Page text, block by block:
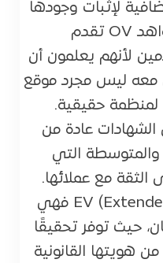
لإثبات وجودها
القانوني والفعلي. شواهد OV تقدم
لأنهم يعلمون أن
معه ليس مجرد موقع
حقيقية.
عادة من
التي
مع عملائها.
شهادة EV (Extended Validation) فهي
حيث توفر تحقيقًا
هويتها القانونية